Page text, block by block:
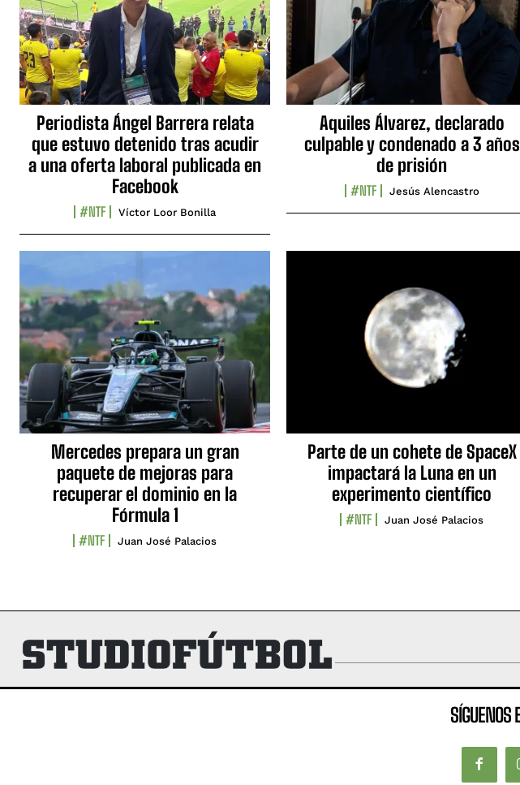
Periodista Ángel Barrera relata
que estuvo detenido tras acudir
a una oferta laboral publicada en
Facebook
#NTF Víctor Loor Bonilla
Aquiles Álvarez, declarado
culpable y condenado a 3 años
de prisión
#NTF Jesús Alencastro
Mercedes prepara un gran
paquete de mejoras para
recuperar el dominio en la
Fórmula 1
#NTF Juan José Palacios
Parte de un cohete de SpaceX
impactará la Luna en un
experimento científico
#NTF Juan José Palacios
SÍGUENOS